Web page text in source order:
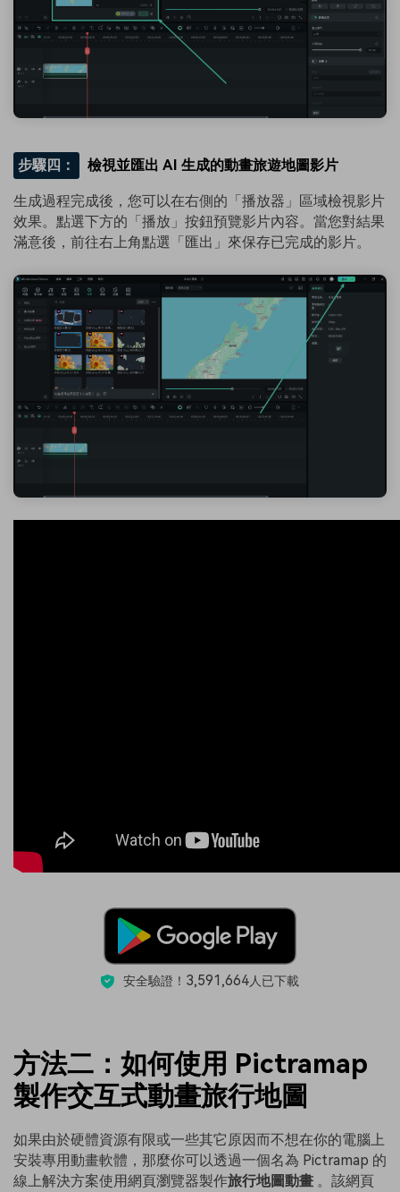
步驟四： 檢視並匯出 AI 生成的動畫旅遊地圖影片
生成過程完成後，您可以在右側的「播放器」區域檢視影片
效果。點選下方的「播放」按鈕預覽影片內容。當您對結果
滿意後，前往右上角點選「匯出」來保存已完成的影片。
安全驗證！ 3,591,664人已下載
方法二：如何使用 Pictramap
製作交互式動畫旅行地圖
如果由於硬體資源有限或一些其它原因而不想在你的電腦上
安裝專用動畫軟體，那麼你可以透過一個名為 Pictramap 的
線上解決方案使用網頁瀏覽器製作旅行地圖動畫 。該網頁